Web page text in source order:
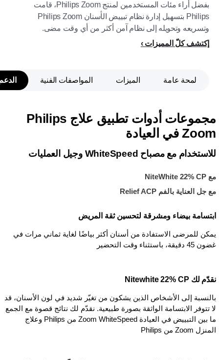
بفضل أراء مئات المستخدمين لمنتج Philips Zoom، قامت
Philips بتسهيل إدارة نظام تبييض الأسنان Philips Zoom
وتسريعه وتحويله إلى نظام آمن أكثر من أي وقت مضى.
إكتشف كلّ المميزات
لمحة عامة الميزات المواصفات الفنية
مجموعات أدوات تطبيق علاج Philips
Zoom في العيادة
للاستخدام مع مصباح WhiteSpeed وجيل العمليات
مع NiteWhite 22% CP
مع جل العناية بالفم Relief ACP
ابتسامة بيضاء ومشرقة لتحسين ثقة المريض
يمكن للمرضى الاستفادة من أسنان أكثر بياضًا لغاية ثماني مرات في
غضون 45 دقيقة، باستثناء وقت التحضير
نقدّم لك Nitewhite 22% CP
بالنسبة إلى الأشخاص الذين يشكون من تغيّر شديد في لون الأسنان، قد
لا تتوفر الابتسامة الواثقة بصورة طبيعية. نقدّم لك نتائج قصوة مع الجمع
ما بين التبييض في العيادة Zoom WhiteSpeed من Philips وعلاج
المنزل Zoom من Philips